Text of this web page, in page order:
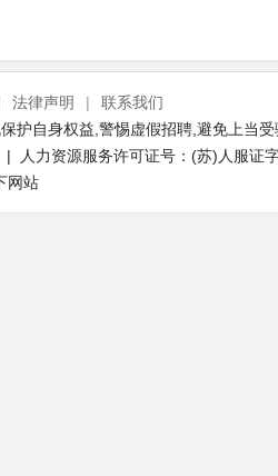
法律声明 |
联系我们
护自身权益,警惕虚假招聘,避免上当受
人力资源服务许可证号：(苏)人服证
网站